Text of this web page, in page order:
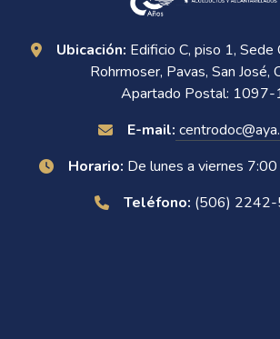
Ubicación: Edificio C, piso 1,
Rohrmoser, Pavas, San José,
Apartado Postal:
E-mail:
Horario: De lunes a viernes
Teléfono: (506)